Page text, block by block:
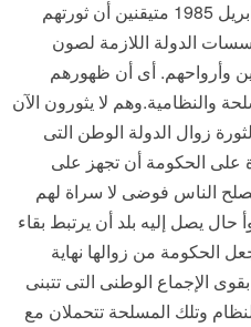
ثاروا وانتصروا فى أكتوبر 1964 وابريل 1985 متيقنين أن ثورتهم
الدولة اللازمة لصون
وأرواحهم. أى أن ظهورهم
والنظامية.وهم لا يثورون الآن
زوال الدولة الوطن التى
الحكومة أن تجهز على
يصلح الناس فوضى لا سراة لهم
حال يصل إليه بلد أن يرتبط بقاء
الحكومة من زوالها نهاية
الإجماع الوطنى التى تتبنى
وتلك المسلحة تتحملان مع